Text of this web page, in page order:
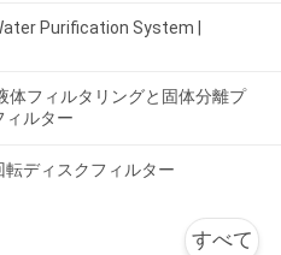
Purification System |
体フィルタリングと固体分離プ
ィルター
ディスクフィルター
すべて